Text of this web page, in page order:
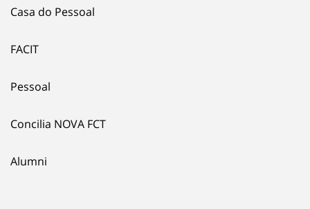
Casa do Pessoal
FACIT
Pessoal
Concilia NOVA FCT
Alumni